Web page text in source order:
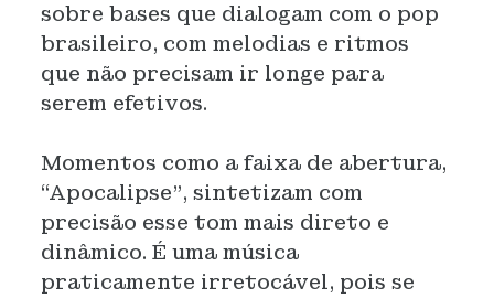
sobre bases que dialogam com o pop
brasileiro, com melodias e ritmos
que não precisam ir longe para
serem efetivos.
Momentos como a faixa de abertura,
“Apocalipse”, sintetizam com
precisão esse tom mais direto e
dinâmico. É uma música
praticamente irretocável, pois se